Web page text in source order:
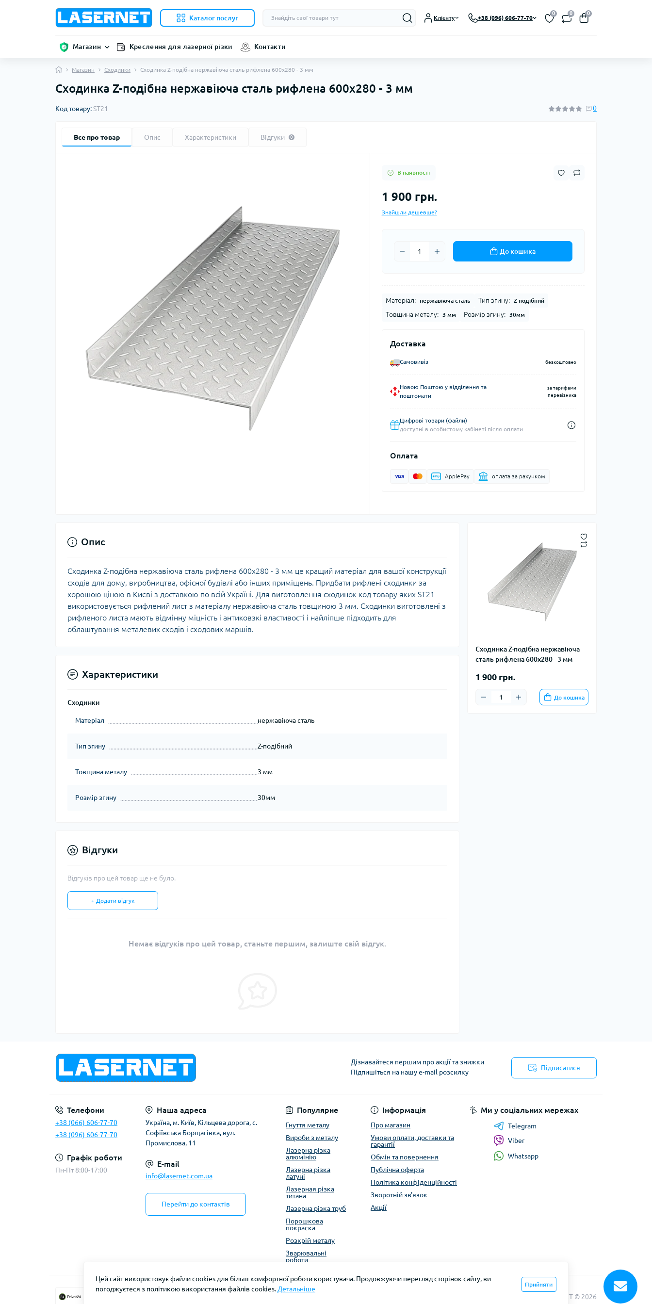
Каталог послуг Клієнту +38 (096) 606-77-70
0 0 0
Магазин Креслення для лазерної різки Контакти
Магазин Сходинки Сходинка Z-подібна нержавіюча сталь рифлена 600х280 - 3 мм
Сходинка Z-подібна нержавіюча сталь рифлена 600х280 - 3 мм
Код товару:ST21 0
Все про товар Опис Характеристики Відгуки 0
В наявності
1 900 грн.
Знайшли дешевше?
До кошика
Матеріал: нержавіюча сталь Тип згину: Z-подібний
Товщина металу: 3 мм Розмір згину: 30мм
Доставка
Самовивіз безкоштовно
Новою Поштою у відділення та
поштомати
за тарифами
перевізника
Цифрові товари (файли)
доступні в особистому кабінеті після оплати
Оплата
ApplePay оплата за рахунком
Сходинка Z-подібна нержавіюча
сталь рифлена 600х280 - 3 мм
1 900 грн.
До кошика
Опис
Сходинка Z-подібна нержавіюча сталь рифлена 600х280 - 3 мм це кращий матеріал для вашої конструкції
сходів для дому, виробництва, офісної будівлі або інших приміщень. Придбати рифлені сходинки за
хорошою ціною в Києві з доставкою по всій Україні. Для виготовлення сходинок код товару яких ST21
використовується рифлений лист з матеріалу нержавіюча сталь товщиною 3 мм. Сходинки виготовлені з
рифленого листа мають відмінну міцність і антиковзкі властивості і найліпше підходить для
облаштування металевих сходів і сходових маршів.
Характеристики
Сходинки
Матеріал нержавіюча сталь
Тип згину Z-подібний
Товщина металу 3 мм
Розмір згину 30мм
Відгуки
Відгуків про цей товар ще не було.
+ Додати відгук
Немає відгуків про цей товар, станьте першим, залиште свій відгук.
Дізнавайтеся першим про акції та знижки
Підпишіться на нашу e-mail розсилку
Підписатися
Телефони
+38 (066) 606-77-70
+38 (096) 606-77-70
Графік роботи
Пн-Пт 8:00-17:00
Наша адреса
Українa, м. Київ, Кільцева дорога, с.
Софіївська Борщагівка, вул.
Промислова, 11
E-mail
info@lasernet.com.ua
Перейти до контактів
Популярне
Гнуття металу
Вироби з металу
Лазерна різка
алюмінію
Лазерна різка
латуні
Лазерная різка
титана
Лазерна різка труб
Порошкова
покраска
Розкрій металу
Зварювальні
роботи
Інформація
Про магазин
Умови оплати, доставки та
гарантії
Обмін та повернення
Публічна оферта
Політика конфіденційності
Зворотній зв'язок
Акції
Ми у соціальних мережах
Telegram
Viber
Whatsapp
ЛазерНЕТ | LaserNET © 2026
Цей сайт використовує файли cookies для більш комфортної роботи користувача. Продовжуючи перегляд сторінок сайту, ви
погоджуєтеся з політикою використання файлів cookies. Детальніше
Прийняти